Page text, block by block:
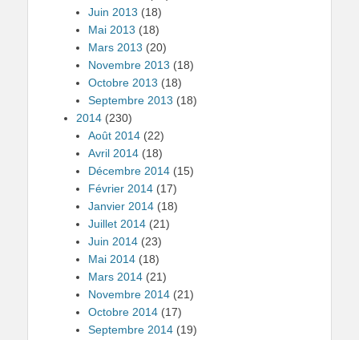
Juin 2013 (18)
Mai 2013 (18)
Mars 2013 (20)
Novembre 2013 (18)
Octobre 2013 (18)
Septembre 2013 (18)
2014 (230)
Août 2014 (22)
Avril 2014 (18)
Décembre 2014 (15)
Février 2014 (17)
Janvier 2014 (18)
Juillet 2014 (21)
Juin 2014 (23)
Mai 2014 (18)
Mars 2014 (21)
Novembre 2014 (21)
Octobre 2014 (17)
Septembre 2014 (19)